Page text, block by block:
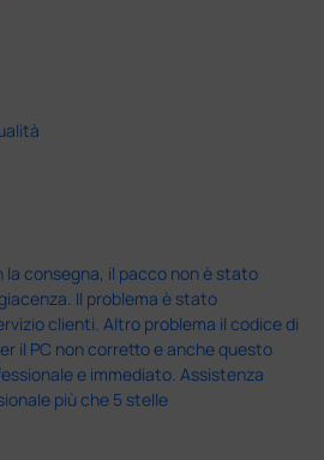
la consegna, il pacco non è stato
Il problema è stato
clienti. Altro problema il codice di
il PC non corretto e anche questo
e immediato. Assistenza
più che 5 stelle